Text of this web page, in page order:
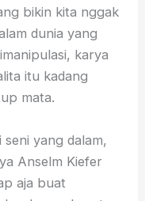
bikin kita nggak
dunia yang
karya
itu kadang
mata.
yang dalam,
Anselm Kiefer
aja buat